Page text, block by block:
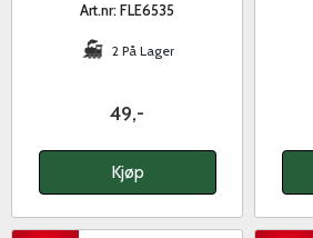
Art.nr: FLE6535
2 På Lager
49,-
Kjøp